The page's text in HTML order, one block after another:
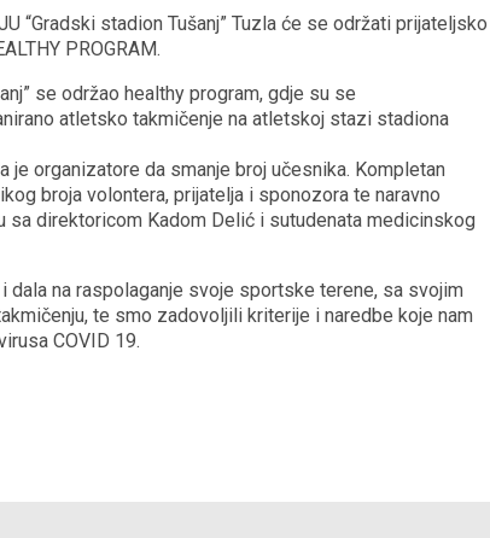
“Gradski stadion Tušanj” Tuzla će se održati prijateljsko
PROGRAM.
se održao healthy program, gdje su se
atletsko takmičenje na atletskoj stazi stadiona
je organizatore da smanje broj učesnika. Kompletan
broja volontera, prijatelja i sponozora te naravno
sa direktoricom Kadom Delić i sutudenata medicinskog
dala na raspolaganje svoje sportske terene, sa svojim
te smo zadovoljili kriterije i naredbe koje nam
COVID 19.